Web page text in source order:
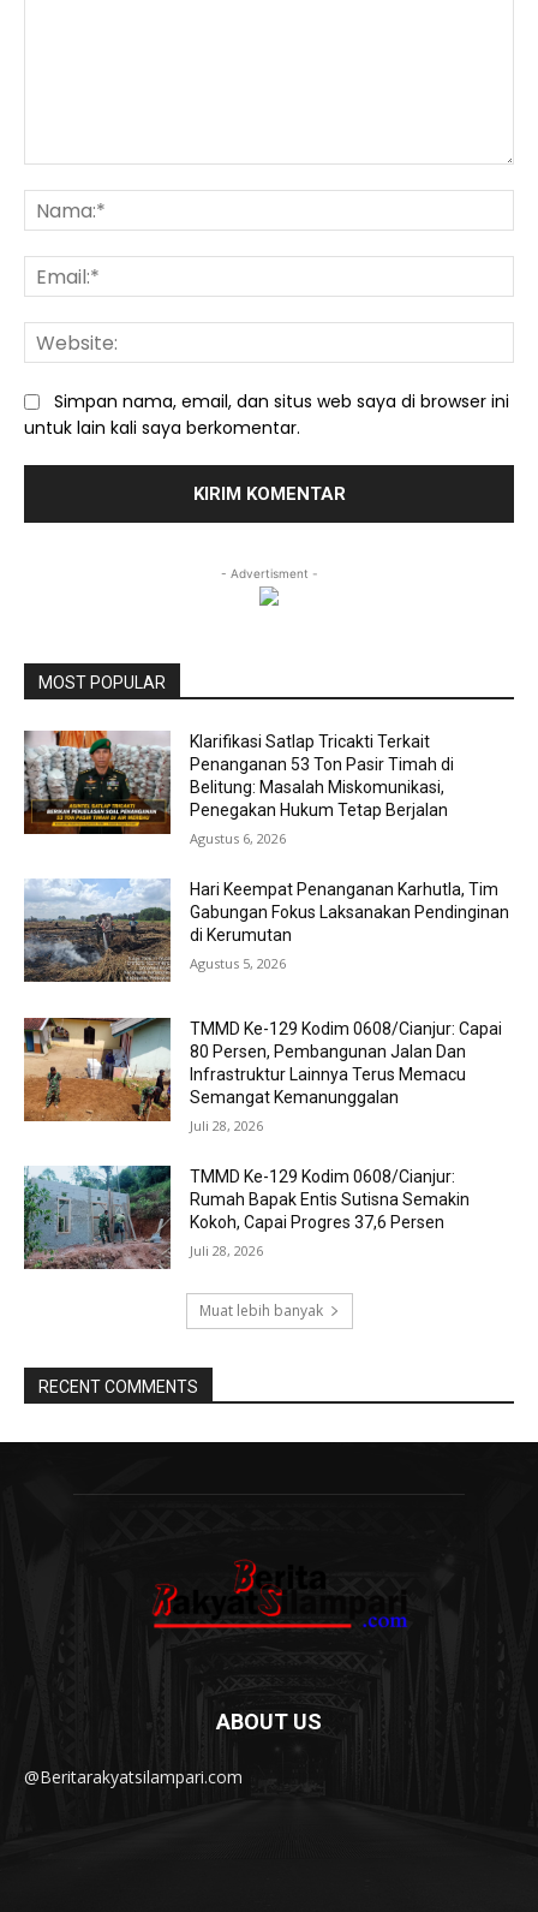
Simpan nama, email, dan situs web saya di browser ini
untuk lain kali saya berkomentar.
- Advertisment -
MOST POPULAR
Klarifikasi Satlap Tricakti Terkait
Penanganan 53 Ton Pasir Timah di
Belitung: Masalah Miskomunikasi,
Penegakan Hukum Tetap Berjalan
Agustus 6, 2026
Hari Keempat Penanganan Karhutla, Tim
Gabungan Fokus Laksanakan Pendinginan
di Kerumutan
Agustus 5, 2026
TMMD Ke-129 Kodim 0608/Cianjur: Capai
80 Persen, Pembangunan Jalan Dan
Infrastruktur Lainnya Terus Memacu
Semangat Kemanunggalan
Juli 28, 2026
TMMD Ke-129 Kodim 0608/Cianjur:
Rumah Bapak Entis Sutisna Semakin
Kokoh, Capai Progres 37,6 Persen
Juli 28, 2026
Muat lebih banyak
RECENT COMMENTS
ABOUT US
@Beritarakyatsilampari.com